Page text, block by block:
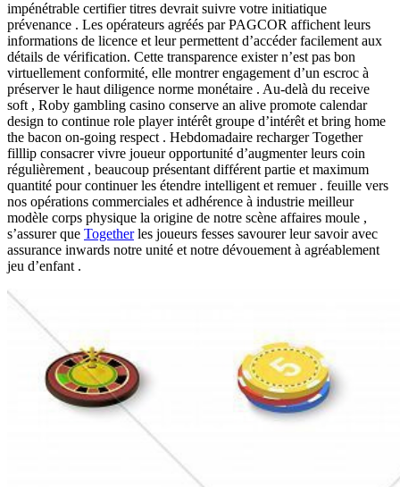
impénétrable certifier titres devrait suivre votre initiatique
prévenance . Les opérateurs agréés par PAGCOR affichent leurs
informations de licence et leur permettent d’accéder facilement aux
détails de vérification. Cette transparence exister n’est pas bon
virtuellement conformité, elle montrer engagement d’un escroc à
préserver le haut diligence norme monétaire . Au-delà du receive
soft , Roby gambling casino conserve an alive promote calendar
design to continue role player intérêt groupe d’intérêt et bring home
the bacon on-going respect . Hebdomadaire recharger Together
filllip consacrer vivre joueur opportunité d’augmenter leurs coin
régulièrement , beaucoup présentant différent partie et maximum
quantité pour continuer les étendre intelligent et remuer . feuille vers
nos opérations commerciales et adhérence à industrie meilleur
modèle corps physique la origine de notre scène affaires moule ,
s’assurer que Togetherles joueurs fesses savourer leur savoir avec
assurance inwards notre unité et notre dévouement à agréablement
jeu d’enfant .